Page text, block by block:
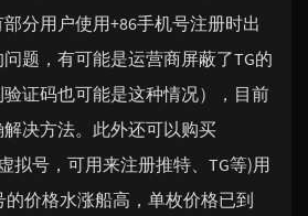
分用户使用+86手机号注册时出
题，有可能是运营商屏蔽了TG的
证码也可能是这种情况），目前
决方法。此外还可以购买
拟号，可用来注册推特、TG等)用
的价格水涨船高，单枚价格已到